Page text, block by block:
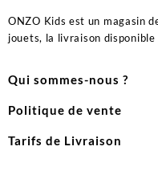
ONZO Kids est un magasin
jouets, la livraison
Qui sommes-nous ?
Politique de vente
Tarifs de Livraison